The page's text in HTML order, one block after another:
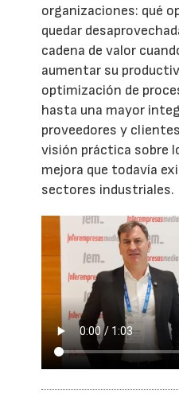
organizaciones: qué
quedar
cadena de valor
aumentar su
optimización de
hasta una mayor
proveedores y
visión práctica sobre
mejora que todavía
sectores industriales.